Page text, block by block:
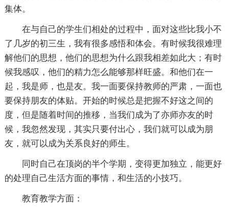
集体。
在与自己的学生们相处的过程中，面对这些比我小不
了几岁的初三生，我有很多感悟和体会。有时候我很难理
解他们的思想，他们的思想为什么跟我相差如此大；有时
候我感叹，他们的精力怎么能够那样旺盛。和他们在一
起，我是师，也是友。我一面要保持教师的严肃，一面也
要保持朋友的体贴。开始的时候总是把握不好这之间的
度，但是随着时间的推移，当我们成为了亦师亦友的时
候，我忽然发现，其实只要付出心，我们就可以成为朋
友，就可以成为关系良好的师生。
同时自己在顶岗的半个学期，变得更加独立，能更好
的处理自己生活方面的事情，和生活的小技巧。
教育教学方面：